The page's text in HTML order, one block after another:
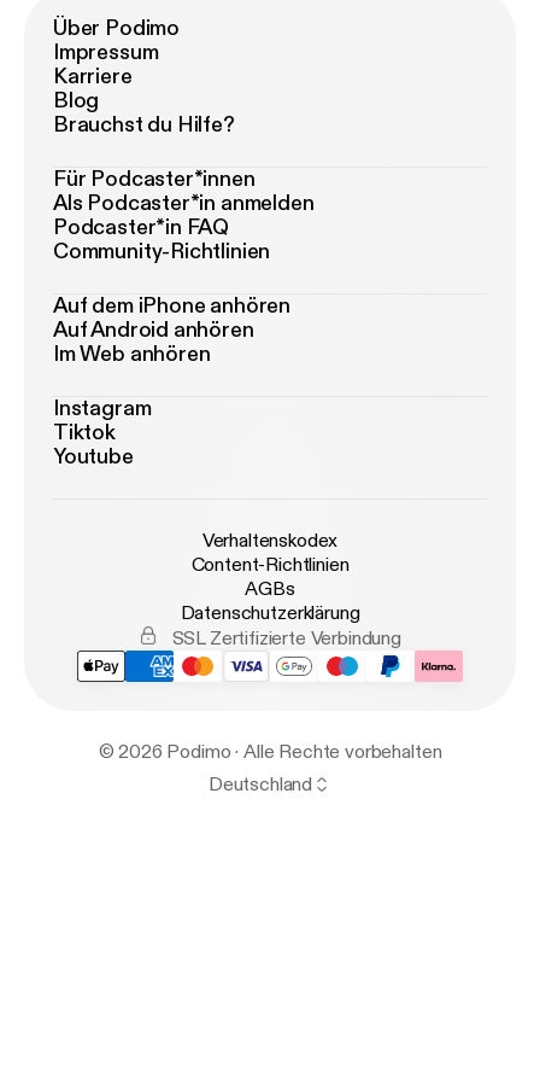
Über Podimo
Impressum
Karriere
Blog
Brauchst du Hilfe?
Für Podcaster*innen
Als Podcaster*in anmelden
Podcaster*in FAQ
Community-Richtlinien
Auf dem iPhone anhören
Auf Android anhören
Im Web anhören
Instagram
Tiktok
Youtube
Verhaltenskodex
Content-Richtlinien
AGBs
Datenschutzerklärung
SSL Zertifizierte Verbindung
© 2026 Podimo · Alle Rechte vorbehalten
Deutschland